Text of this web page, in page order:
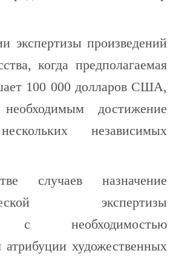
экспертизы произведений
когда предполагаемая
100 000 долларов США,
достижение
независимых
случаев назначение
экспертизы
с необходимостью
атрибуции художественных